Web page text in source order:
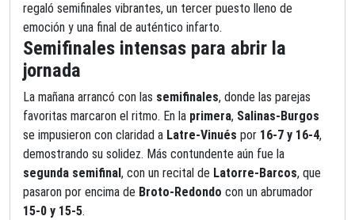
regaló semifinales vibrantes, un tercer puesto lleno de
emoción y una final de auténtico infarto.
Semifinales intensas para abrir la
jornada
La mañana arrancó con las semifinales, donde las parejas
favoritas marcaron el ritmo. En la primera, Salinas-Burgos
se impusieron con claridad a Latre-Vinués por 16-7 y 16-4,
demostrando su solidez. Más contundente aún fue la
segunda semifinal, con un recital de Latorre-Barcos, que
pasaron por encima de Broto-Redondo con un abrumador
15-0 y 15-5.